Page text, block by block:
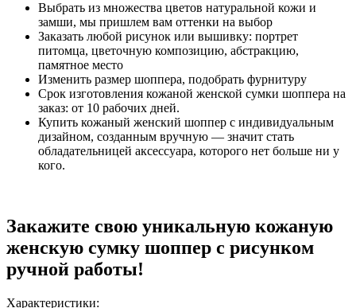
Выбрать из множества цветов натуральной кожи и
замши, мы пришлем вам оттенки на выбор
Заказать любой рисунок или вышивку: портрет
питомца, цветочную композицию, абстракцию,
памятное место
Изменить размер шоппера, подобрать фурнитуру
Срок изготовления кожаной женской сумки шоппера на
заказ: от 10 рабочих дней.
Купить кожаный женский шоппер с индивидуальным
дизайном, созданным вручную — значит стать
обладательницей аксессуара, которого нет больше ни у
кого.
Закажите свою уникальную кожаную
женскую сумку шоппер с рисунком
ручной работы!
Характеристики: